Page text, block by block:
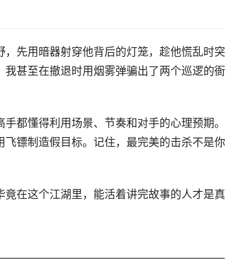
先用暗器射穿他背后的灯笼，趁他慌乱时突
甚至在撤退时用烟雾弹骗出了两个巡逻的衙
都懂得利用场景、节奏和对手的心理预期。
镖制造假目标。记住，最完美的击杀不是你
在这个江湖里，能活着讲完故事的人才是真